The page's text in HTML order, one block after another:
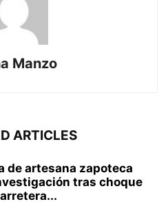
Manzo
ARTICLES
de artesana zapoteca
tras choque